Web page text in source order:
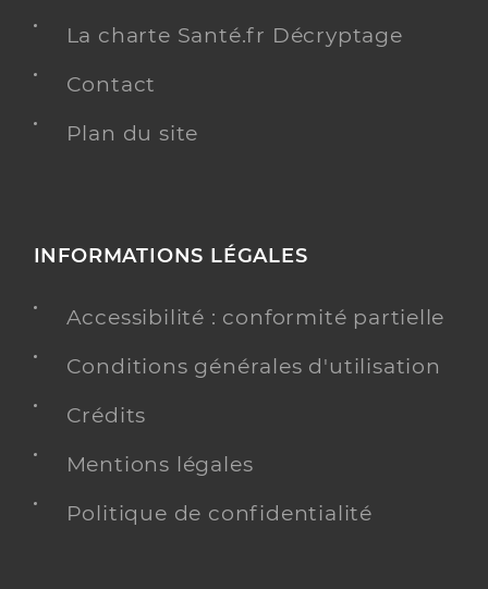
La charte Santé.fr Décryptage
Contact
Plan du site
INFORMATIONS LÉGALES
Accessibilité : conformité partielle
Conditions générales d'utilisation
Crédits
Mentions légales
Politique de confidentialité